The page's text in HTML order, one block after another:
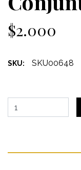
$2.000
SKU: SKU00648